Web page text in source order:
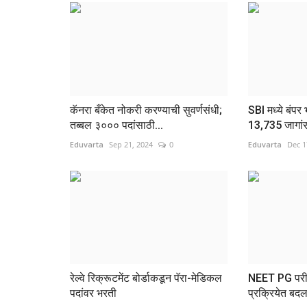
कॅनरा बँकेत नोकरी करण्याची सुवर्णसंधी;
तब्बल ३००० पदांसाठी...
Eduvarta Sep 21, 2024 0
SBI मध्ये बंपर
13,735
Eduvarta Dec
रेल्वे रिक्रूटमेंट बोर्डाकडून पॅरा-मेडिकल
पदांवर भरती
NEET PG
प्रक्रियेत बदल